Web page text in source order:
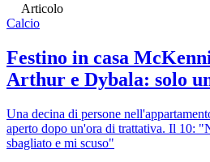
Articolo
Calcio
Festino in casa
Arthur e Dybala: solo
Una decina di persone
aperto dopo un'ora di trattativa. Il 10:
sbagliato e mi scuso"